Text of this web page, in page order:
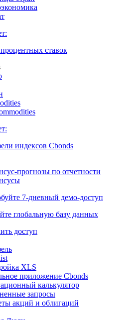
создания своего индекса
стран
ставок
индексов Cbonds
7-дневный
глобальную базу данных
доступ
XLS
приложение Cbonds